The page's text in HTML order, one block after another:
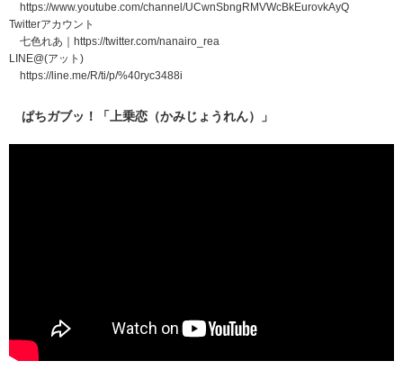
https://www.youtube.com/channel/UCwnSbngRMVWcBkEurovkAyQ
Twitterアカウント
七色れあ｜https://twitter.com/nanairo_rea
LINE@(アット)
https://line.me/R/ti/p/%40ryc3488i
ぱちガブッ！「上乗恋（かみじょうれん）」